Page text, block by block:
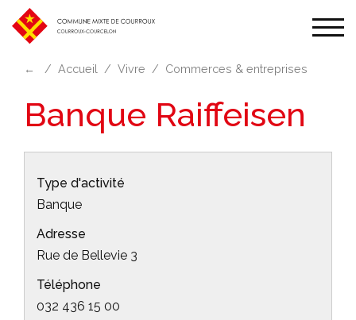
← Accueil Vivre Commerces & entreprises
Banque Raiffeisen
Type d'activité
Banque
Adresse
Rue de Bellevie 3
Téléphone
032 436 15 00